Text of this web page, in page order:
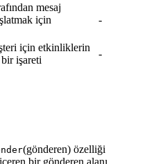
mesaj
için
-
için etkinliklerin
işareti
-
(gönderen) özelliği
bir gönderen alanı